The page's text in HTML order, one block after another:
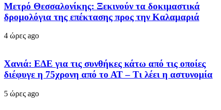
Μετρό Θεσσαλονίκης: Ξεκινούν τα δοκιμαστικά
δρομολόγια της επέκτασης προς την Καλαμαριά
4 ώρες ago
Χανιά: ΕΔΕ για τις συνθήκες κάτω από τις οποίες
διέφυγε η 75χρονη από το ΑΤ – Τι λέει η αστυνομία
5 ώρες ago